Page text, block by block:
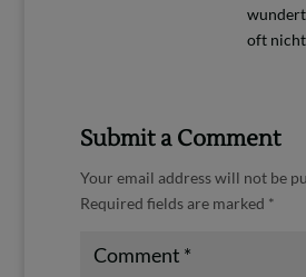
oft
Submit a Comment
Your email address will not be
Required fields are marked *